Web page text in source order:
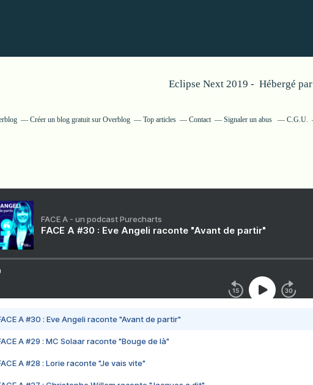
Eclipse Next 2019 - Hébergé par
Créer un blog gratuit sur Overblog Top articles Contact Signaler un abus C.G.U.
FACE A - un podcast Purecharts
FACE A #30 : Eve Angeli raconte "Avant de partir"
A #30 : Eve Angeli raconte "Avant de partir"
A #29 : MC Solaar raconte "Bouge de là"
A #28 : Lorie raconte "Je vais vite"